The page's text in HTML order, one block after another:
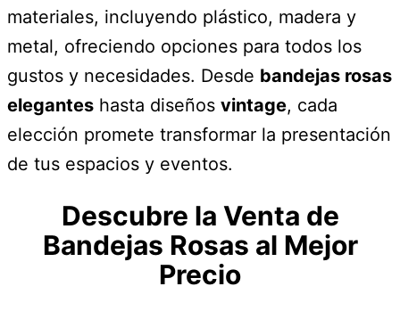
materiales, incluyendo plástico, madera y
metal, ofreciendo opciones para todos los
gustos y necesidades. Desde bandejas rosas
elegantes hasta diseños vintage, cada
elección promete transformar la presentación
de tus espacios y eventos.
Descubre la Venta de
Bandejas Rosas al Mejor
Precio